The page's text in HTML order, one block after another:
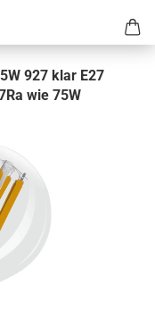
927 klar E27
wie 75W